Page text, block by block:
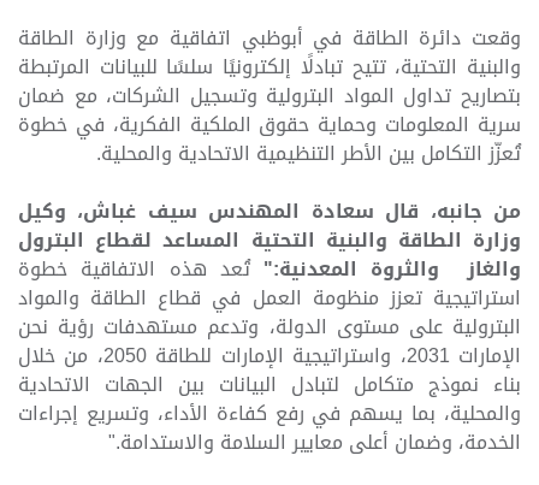
وقعت دائرة الطاقة في أبوظبي اتفاقية مع وزارة الطاقة
والبنية التحتية، تتيح تبادلًا إلكترونيًا سلسًا للبيانات المرتبطة
بتصاريح تداول المواد البترولية وتسجيل الشركات، مع ضمان
سرية المعلومات وحماية حقوق الملكية الفكرية، في خطوة
تُعزّز التكامل بين الأطر التنظيمية الاتحادية والمحلية.
من جانبه، قال سعادة المهندس سيف غباش، وكيل
وزارة الطاقة والبنية التحتية المساعد لقطاع البترول
والغاز والثروة المعدنية:" تُعد هذه الاتفاقية خطوة
استراتيجية تعزز منظومة العمل في قطاع الطاقة والمواد
البترولية على مستوى الدولة، وتدعم مستهدفات رؤية نحن
الإمارات 2031، واستراتيجية الإمارات للطاقة 2050، من خلال
بناء نموذج متكامل لتبادل البيانات بين الجهات الاتحادية
والمحلية، بما يسهم في رفع كفاءة الأداء، وتسريع إجراءات
الخدمة، وضمان أعلى معايير السلامة والاستدامة".